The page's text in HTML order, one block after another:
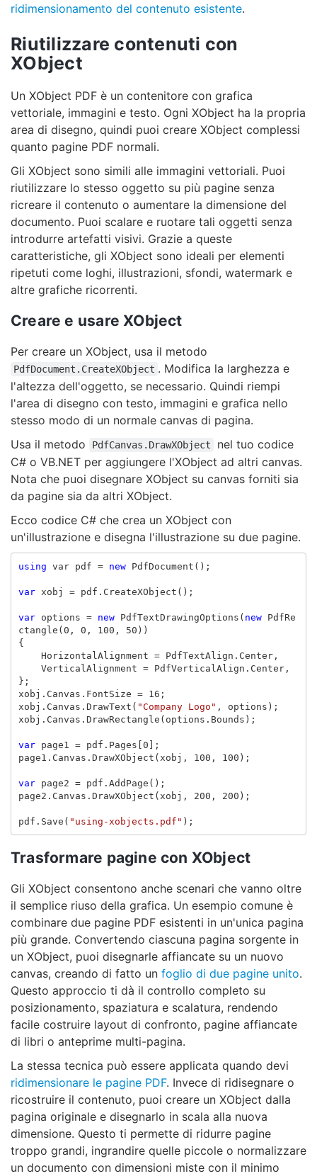
ridimensionamento del contenuto esistente.
Riutilizzare contenuti con
XObject
Un XObject PDF è un contenitore con grafica
vettoriale, immagini e testo. Ogni XObject ha la propria
area di disegno, quindi puoi creare XObject complessi
quanto pagine PDF normali.
Gli XObject sono simili alle immagini vettoriali. Puoi
riutilizzare lo stesso oggetto su più pagine senza
ricreare il contenuto o aumentare la dimensione del
documento. Puoi scalare e ruotare tali oggetti senza
introdurre artefatti visivi. Grazie a queste
caratteristiche, gli XObject sono ideali per elementi
ripetuti come loghi, illustrazioni, sfondi, watermark e
altre grafiche ricorrenti.
Creare e usare XObject
Per creare un XObject, usa il metodo
PdfDocument.CreateXObject . Modifica la larghezza e
l'altezza dell'oggetto, se necessario. Quindi riempi
l'area di disegno con testo, immagini e grafica nello
stesso modo di un normale canvas di pagina.
Usa il metodo
PdfCanvas.DrawXObject
nel tuo codice
C# o VB.NET per aggiungere l'XObject ad altri canvas.
Nota che puoi disegnare XObject su canvas forniti sia
da pagine sia da altri XObject.
Ecco codice C# che crea un XObject con
un'illustrazione e disegna l'illustrazione su due pagine.
using var pdf = new PdfDocument ();
var xobj = pdf . CreateXObject ();
var options = new PdfTextDrawingOptions ( new
PdfRe
ctangle ( 0 , 0 , 100 , 50 ))
{
HorizontalAlignment = PdfTextAlign . Center,
VerticalAlignment = PdfVerticalAlign . Center,
};
xobj . Canvas . FontSize = 16 ;
xobj . Canvas . DrawText ( "Company Logo" , options );
xobj . Canvas . DrawRectangle ( options . Bounds );
var page1 = pdf . Pages 0 ];
page1 . Canvas . DrawXObject ( xobj , 100 , 100 );
var page2 = pdf . AddPage ();
page2 . Canvas . DrawXObject ( xobj , 200 , 200 );
pdf . Save ( "using-xobjects.pdf" );
Trasformare pagine con XObject
Gli XObject consentono anche scenari che vanno oltre
il semplice riuso della grafica. Un esempio comune è
combinare due pagine PDF esistenti in un'unica pagina
più grande. Convertendo ciascuna pagina sorgente in
un XObject, puoi disegnarle affiancate su un nuovo
canvas, creando di fatto un foglio di due pagine unito.
Questo approccio ti dà il controllo completo su
posizionamento, spaziatura e scalatura, rendendo
facile costruire layout di confronto, pagine affiancate
di libri o anteprime multi-pagina.
La stessa tecnica può essere applicata quando devi
ridimensionare le pagine PDF. Invece di ridisegnare o
ricostruire il contenuto, puoi creare un XObject dalla
pagina originale e disegnarlo in scala alla nuova
dimensione. Questo ti permette di ridurre pagine
troppo grandi, ingrandire quelle piccole o normalizzare
un documento con dimensioni miste con il minimo